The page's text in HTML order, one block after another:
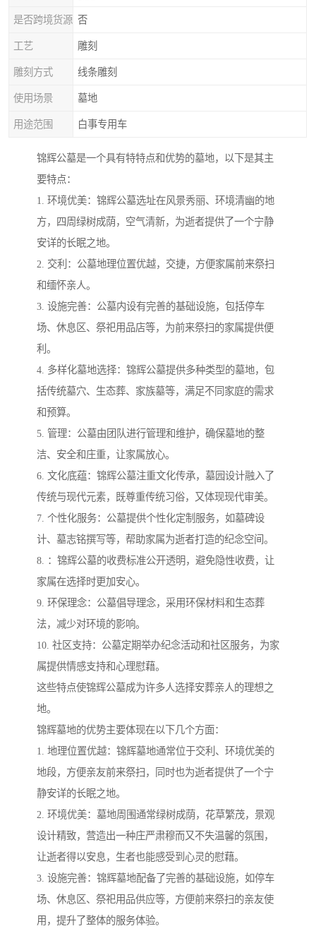
是否跨境货源 否
工艺 雕刻
雕刻方式 线条雕刻
使用场景 墓地
用途范围 白事专用车
锦辉公墓是一个具有特特点和优势的墓地，以下是其主
要特点：
1. 环境优美：锦辉公墓选址在风景秀丽、环境清幽的地
方，四周绿树成荫，空气清新，为逝者提供了一个宁静
安详的长眠之地。
2. 交利：公墓地理位置优越，交捷，方便家属前来祭扫
和缅怀亲人。
3. 设施完善：公墓内设有完善的基础设施，包括停车
场、休息区、祭祀用品店等，为前来祭扫的家属提供便
利。
4. 多样化墓地选择：锦辉公墓提供多种类型的墓地，包
括传统墓穴、生态葬、家族墓等，满足不同家庭的需求
和预算。
5. 管理：公墓由团队进行管理和维护，确保墓地的整
洁、安全和庄重，让家属放心。
6. 文化底蕴：锦辉公墓注重文化传承，墓园设计融入了
传统与现代元素，既尊重传统习俗，又体现现代审美。
7. 个性化服务：公墓提供个性化定制服务，如墓碑设
计、墓志铭撰写等，帮助家属为逝者打造的纪念空间。
8. ：锦辉公墓的收费标准公开透明，避免隐性收费，让
家属在选择时更加安心。
9. 环保理念：公墓倡导理念，采用环保材料和生态葬
法，减少对环境的影响。
10. 社区支持：公墓定期举办纪念活动和社区服务，为家
属提供情感支持和心理慰藉。
这些特点使锦辉公墓成为许多人选择安葬亲人的理想之
地。
锦辉墓地的优势主要体现在以下几个方面：
1. 地理位置优越：锦辉墓地通常位于交利、环境优美的
地段，方便亲友前来祭扫，同时也为逝者提供了一个宁
静安详的长眠之地。
2. 环境优美：墓地周围通常绿树成荫，花草繁茂，景观
设计精致，营造出一种庄严肃穆而又不失温馨的氛围，
让逝者得以安息，生者也能感受到心灵的慰藉。
3. 设施完善：锦辉墓地配备了完善的基础设施，如停车
场、休息区、祭祀用品供应等，方便前来祭扫的亲友使
用，提升了整体的服务体验。